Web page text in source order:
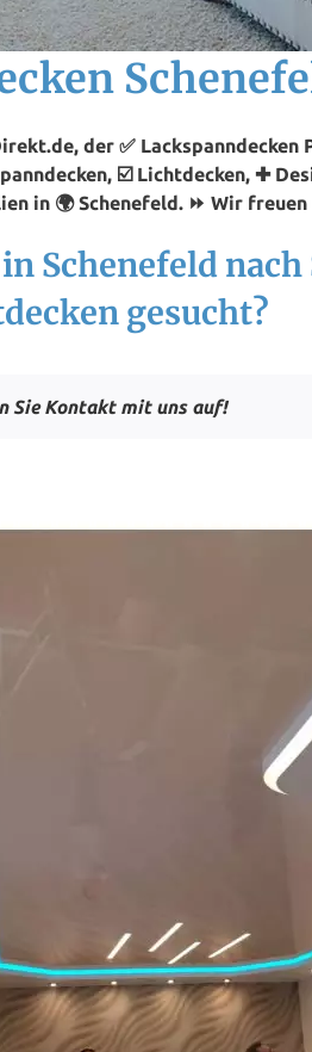
der ✅ Lackspanndecken
☑️ Lichtdecken, ✚
in 🌍 Schenefeld. ⏩ Wir
Schenefeld
gesucht?
Sie Kontakt mit uns auf!